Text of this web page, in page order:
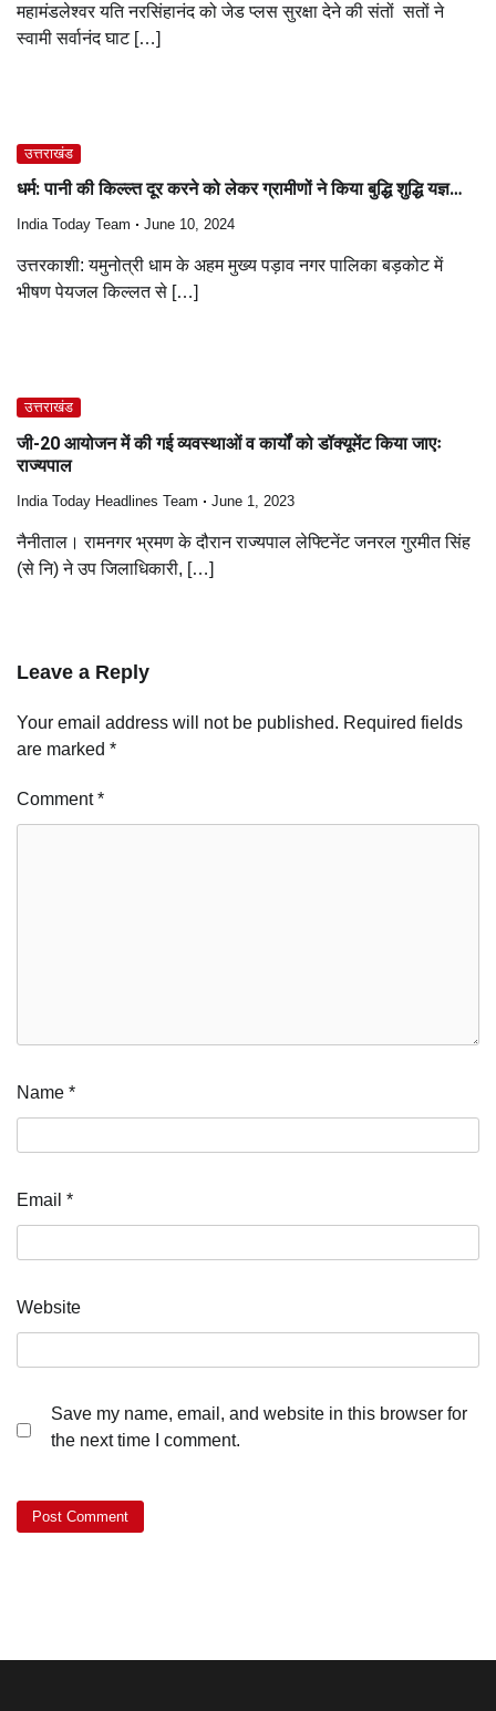
महामंडलेश्वर यति नरसिंहानंद को जेड प्लस सुरक्षा देने की संतों सतों ने
स्वामी सर्वानंद घाट […]
उत्तराखंड
धर्म: पानी की किल्ल्त दूर करने को लेकर ग्रामीणों ने किया बुद्धि शुद्धि यज्ञ…
India Today Team June 10, 2024
उत्तरकाशी: यमुनोत्री धाम के अहम मुख्य पड़ाव नगर पालिका बड़कोट में
भीषण पेयजल किल्लत से […]
उत्तराखंड
जी-20 आयोजन में की गई व्यवस्थाओं व कार्यों को डॉक्यूमेंट किया जाएः
राज्यपाल
India Today Headlines Team June 1, 2023
नैनीताल। रामनगर भ्रमण के दौरान राज्यपाल लेफ्टिनेंट जनरल गुरमीत सिंह
(से नि) ने उप जिलाधिकारी, […]
Leave a Reply
Your email address will not be published. Required fields
are marked *
Comment*
Name *
Email *
Website
Save my name, email, and website in this browser for
the next time I comment.